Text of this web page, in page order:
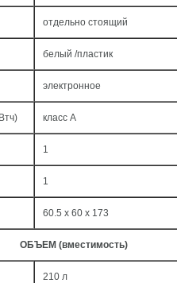
отдельно стоящий
белый /пластик
электронное
класс A
1
1
60.5 x 60 x 173
ОБЪЕМ (вместимость)
210 л